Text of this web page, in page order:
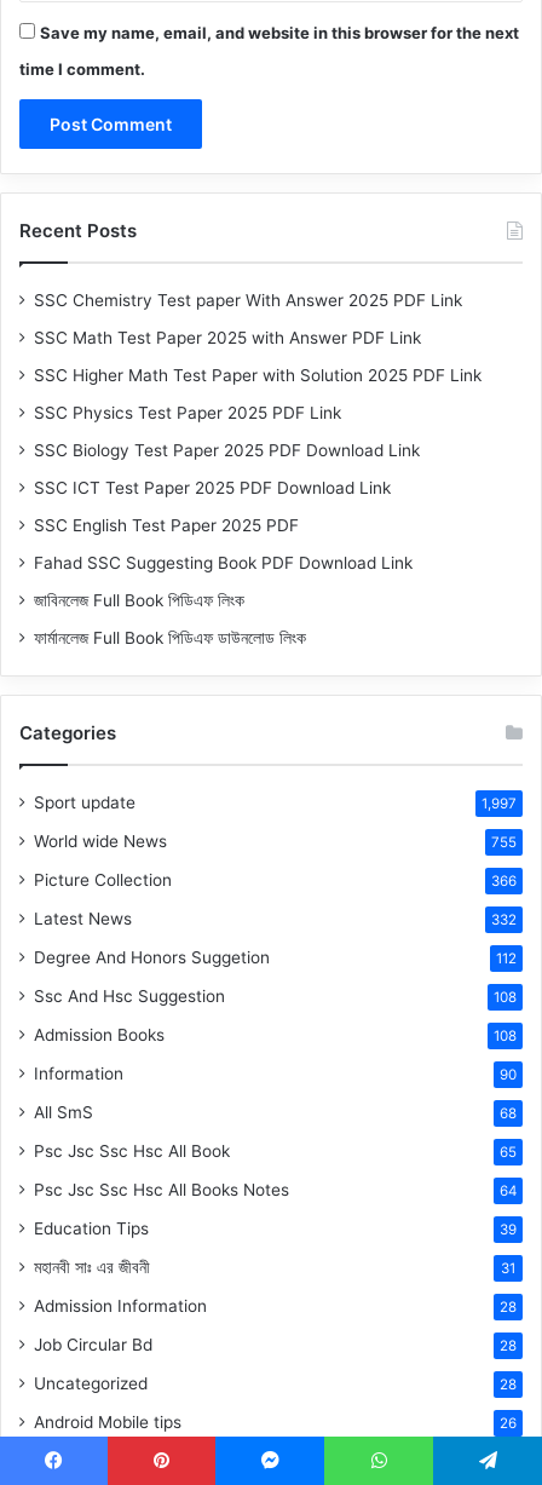
Save my name, email, and website in this browser for the next
time I comment.
Recent Posts
SSC Chemistry Test paper With Answer 2025 PDF Link
SSC Math Test Paper 2025 with Answer PDF Link
SSC Higher Math Test Paper with Solution 2025 PDF Link
SSC Physics Test Paper 2025 PDF Link
SSC Biology Test Paper 2025 PDF Download Link
SSC ICT Test Paper 2025 PDF Download Link
SSC English Test Paper 2025 PDF
Fahad SSC Suggesting Book PDF Download Link
জাবিনলেজ Full Book পিডিএফ লিংক
ফার্মানলেজ Full Book পিডিএফ ডাউনলোড লিংক
Categories
Sport update 1,997
World wide News 755
Picture Collection 366
Latest News 332
Degree And Honors Suggetion 112
Ssc And Hsc Suggestion 108
Admission Books 108
Information 90
All SmS 68
Psc Jsc Ssc Hsc All Book 65
Psc Jsc Ssc Hsc All Books Notes 64
Education Tips 39
মহানবী সাঃ এর জীবনী 31
Admission Information 28
Job Circular Bd 28
Uncategorized 28
Android Mobile tips 26
Extra Article